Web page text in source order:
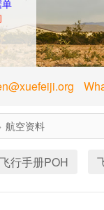
航空资料
行手册POH